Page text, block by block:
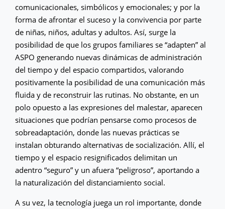
comunicacionales, simbólicos y emocionales; y por la
forma de afrontar el suceso y la convivencia por parte
de niñas, niños, adultas y adultos. Así, surge la
posibilidad de que los grupos familiares se “adapten” al
ASPO generando nuevas dinámicas de administración
del tiempo y del espacio compartidos, valorando
positivamente la posibilidad de una comunicación más
fluida y de reconstruir las rutinas. No obstante, en un
polo opuesto a las expresiones del malestar, aparecen
situaciones que podrían pensarse como procesos de
sobreadaptación, donde las nuevas prácticas se
instalan obturando alternativas de socialización. Allí, el
tiempo y el espacio resignificados delimitan un
adentro “seguro” y un afuera “peligroso”, aportando a
la naturalización del distanciamiento social.
A su vez, la tecnología juega un rol importante, donde